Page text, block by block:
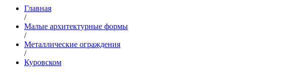
Главная
/
Малые архитектурные формы
/
Металлические ограждения
/
Куровском